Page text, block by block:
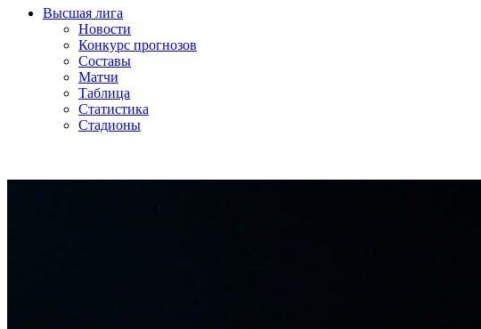
Высшая лига
Новости
Конкурс прогнозов
Составы
Матчи
Таблица
Статистика
Стадионы